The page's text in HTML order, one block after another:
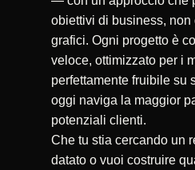
obiettivi di business, non
grafici. Ogni progetto è
veloce, ottimizzato per i
perfettamente fruibile su
oggi naviga la maggior
potenziali clienti.
Che tu stia cercando un
datato o vuoi costruire